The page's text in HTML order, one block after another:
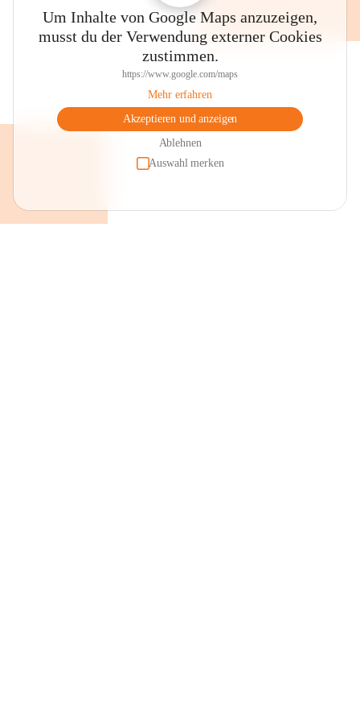
Um Inhalte von Google Maps anzuzeigen,
musst du der Verwendung externer Cookies
zustimmen.
https://www.google.com/maps
Mehr erfahren
Akzeptieren und anzeigen
Ablehnen
Auswahl merken